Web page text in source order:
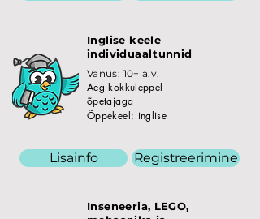
Inglise keele
individuaaltunnid
Vanus: 10+ a.v.
Aeg kokkuleppel
õpetajaga
Õppekeel: inglise
-
Lisainfo Registreerimine
Inseneeria, LEGO,